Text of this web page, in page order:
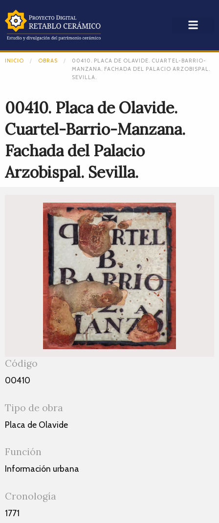
INICIO OBRAS
00410. PLACA DE OLAVIDE. CUARTEL-BARRIO-
MANZANA. FACHADA DEL PALACIO ARZOBISPAL.
SEVILLA.
00410. Placa de Olavide.
Cuartel-Barrio-Manzana.
Fachada del Palacio
Arzobispal. Sevilla.
Código
00410
Tipo de obra
Placa de Olavide
Función
Información urbana
Cronología
1771